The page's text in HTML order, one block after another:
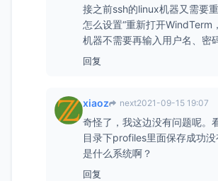
接之前ssh的linux机器又需要
怎么设置“重新打开WindTerm
机器不需要再输入用户名、密
回复
xiaoz next2021-09-15 19:07
奇怪了，我这边没有问题呢。
目录下profiles里面保存成功
是什么系统啊？
回复